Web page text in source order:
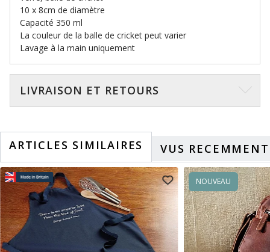
10 x 8cm de diamètre
Capacité 350 ml
La couleur de la balle de cricket peut varier
Lavage à la main uniquement
LIVRAISON ET RETOURS
ARTICLES SIMILAIRES VUS RECEMMENT
NOUVEAU